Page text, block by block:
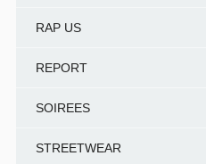
RAP US
REPORT
SOIREES
STREETWEAR